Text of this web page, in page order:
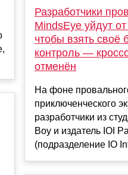
Разработчики
MindsEye уйдут
чтобы взять своё
контроль —
отменён
На фоне
приключенческого
разработчики из
Boy и издатель IOI
(подразделение IO